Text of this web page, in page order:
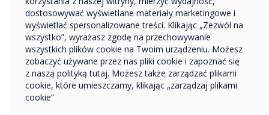
Nasze zaangażowanie
Dlaczego to takie ważne?
Partnerzy i klienci Clevertouch mogą być pewni, że firma i
sam zespół przestrzegają najlepszych praktyk
dostosowywać wyświetlane materiały marketingowe i
wyświetlać spersonalizowane treści. Klikając „Zezwól na
wszystko”, wyrażasz zgodę na przechowywanie
wszystkich plików cookie na Twoim urządzeniu. Możesz
zobaczyć używane przez nas pliki cookie i zapoznać się
z naszą polityką tutaj. Możesz także zarządzać plikami
cookie, które umieszczamy, klikając „zarządzaj plikami
cookie”
Nazwa firmy
Chcielibyśmy się z Tobą skontaktować w sprawie
naszych produktów i usług za pośrednictwem poczty
elektronicznej, telefonu lub poczty.